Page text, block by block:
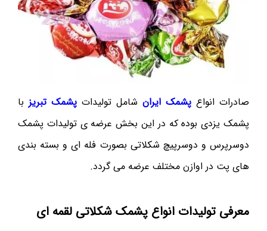
صادرات انواع پشمک ایران شامل تولیدات پشمک تبریز با
پشمک یزدی بوده که در این بخش عرضه ی تولیدات پشمک
دوسرپرس و دوسرپیچ شکلاتی بصورت فله ای و بسته بندی
های پت در اوازن مختلف عرضه می گردد.
معرفی تولیدات انواع پشمک شکلاتی لقمه ای